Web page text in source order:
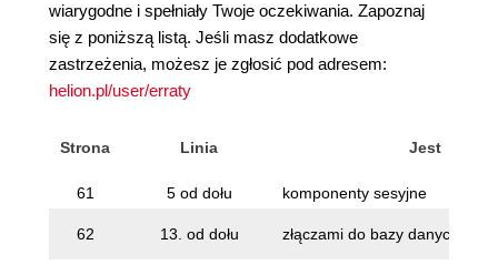
wiarygodne i spełniały Twoje oczekiwania. Zapoznaj
się z poniższą listą. Jeśli masz dodatkowe
zastrzeżenia, możesz je zgłosić pod adresem:
helion.pl/user/erraty
Strona Linia Jest
61 5 od dołu komponenty sesyjne
62 13. od dołu złączami do bazy danych